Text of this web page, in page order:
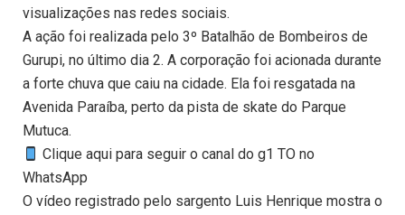
visualizações nas redes sociais.
A ação foi realizada pelo 3º Batalhão de Bombeiros de
Gurupi, no último dia 2. A corporação foi acionada durante
a forte chuva que caiu na cidade. Ela foi resgatada na
Avenida Paraíba, perto da pista de skate do Parque
Mutuca.
Clique aqui para seguir o canal do g1 TO no
WhatsApp
O vídeo registrado pelo sargento Luis Henrique mostra o